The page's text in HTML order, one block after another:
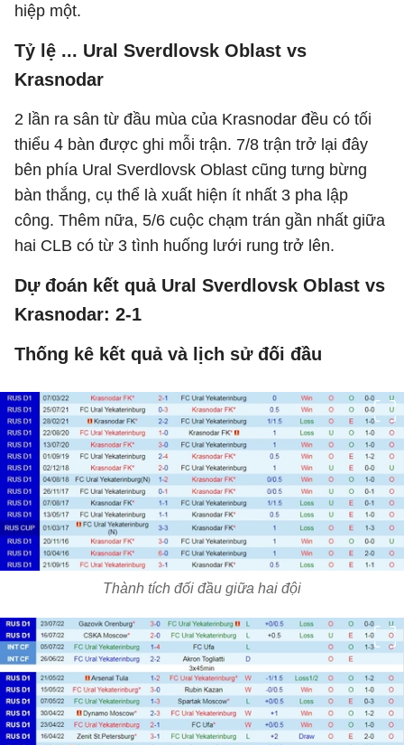
hiệp một.
Tỷ lệ ... Ural Sverdlovsk Oblast vs
Krasnodar
2 lần ra sân từ đầu mùa của Krasnodar đều có tối
thiểu 4 bàn được ghi mỗi trận. 7/8 trận trở lại đây
bên phía Ural Sverdlovsk Oblast cũng tưng bừng
bàn thắng, cụ thể là xuất hiện ít nhất 3 pha lập
công. Thêm nữa, 5/6 cuộc chạm trán gần nhất giữa
hai CLB có từ 3 tình huống lưới rung trở lên.
Dự đoán kết quả Ural Sverdlovsk Oblast vs
Krasnodar: 2-1
Thống kê kết quả và lịch sử đối đầu
Thành tích đối đầu giữa hai đội